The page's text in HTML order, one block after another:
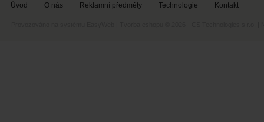
Úvod O nás Reklamní předměty Technologie Kontakt